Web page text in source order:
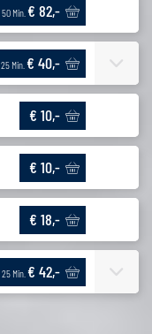
50 Min. € 82,-
25 Min. € 40,-
€ 10,-
€ 10,-
€ 18,-
25 Min. € 42,-